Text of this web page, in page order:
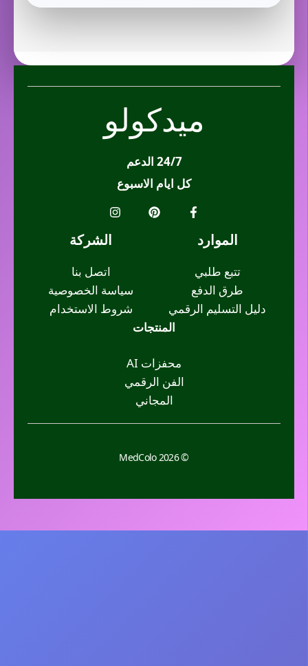
ميدكولو
24/7 الدعم
كل ايام الاسبوع
الموارد
تتبع طلبي
طرق الدفع
دليل التسليم الرقمي
الشركة
اتصل بنا
سياسة الخصوصية
شروط الاستخدام
المنتجات
محفزات AI
الفن الرقمي
المجاني